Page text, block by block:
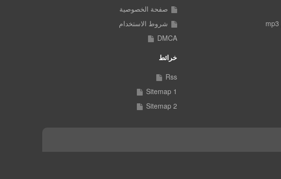
صفحة الخصوصية
شروط الاستخدام
DMCA
خرائط
Rss
Sitemap 1
Sitemap 2